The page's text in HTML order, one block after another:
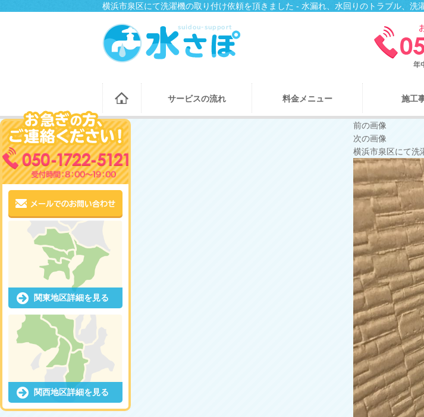
横浜市泉区にて洗濯機の取り付け依頼を頂きました - 水漏れ、水回りのトラブル、洗
サービスの流れ 料金メニュー 施工
前の画像
次の画像
横浜市泉区にて洗
関東地区詳細を見る
関西地区詳細を見る